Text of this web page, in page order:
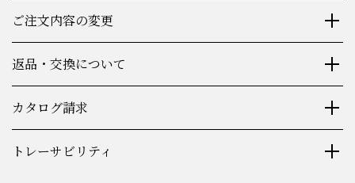
ご注文内容の変更
返品・交換について
カタログ請求
トレーサビリティ